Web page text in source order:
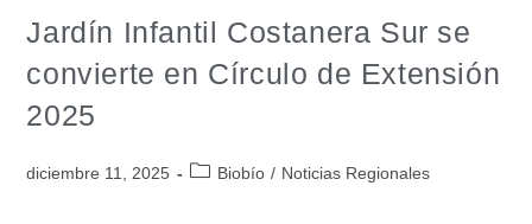
Jardín Infantil Costanera Sur se
convierte en Círculo de Extensión
2025
diciembre 11, 2025 Biobío / Noticias Regionales